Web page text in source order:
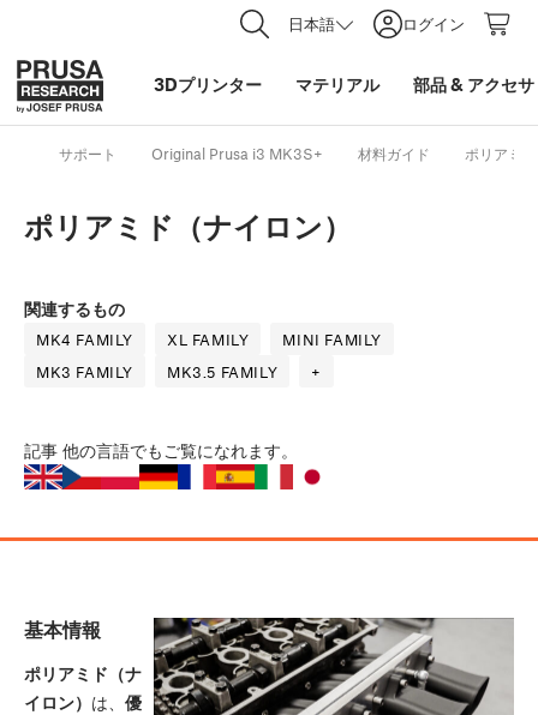
日本語 ログイン
3Dプリンター マテリアル 部品& アクセ
サポート Original Prusa i3 MK3S+ 材料ガイド ポリアミ
ポリアミド（ナイロン）
関連するもの
MK4 FAMILY XL FAMILY
MINI FAMILY
MK3 FAMILY
MK3.5 FAMILY +
記事 他の言語でもご覧になれます。
基本情報
ポリアミド（ナ
イロン） は、 優